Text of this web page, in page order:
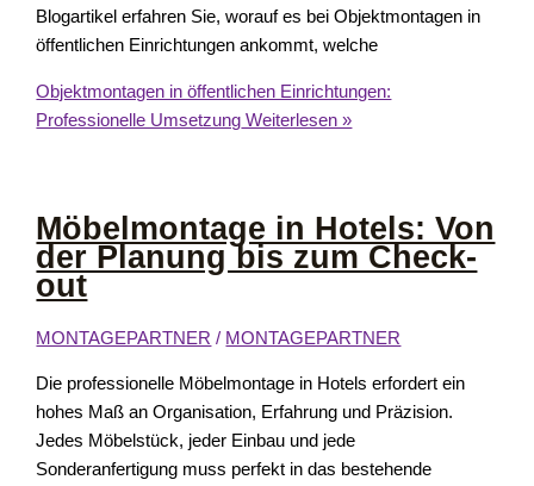
Blogartikel erfahren Sie, worauf es bei Objektmontagen in
öffentlichen Einrichtungen ankommt, welche
Objektmontagen in öffentlichen Einrichtungen:
Professionelle Umsetzung Weiterlesen »
Möbelmontage in Hotels: Von
der Planung bis zum Check-
out
MONTAGEPARTNER / MONTAGEPARTNER
Die professionelle Möbelmontage in Hotels erfordert ein
hohes Maß an Organisation, Erfahrung und Präzision.
Jedes Möbelstück, jeder Einbau und jede
Sonderanfertigung muss perfekt in das bestehende